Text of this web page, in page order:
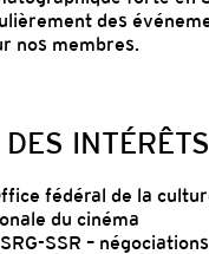
des
nos membres.
INTÉRÊTS
fédéral de la
du cinéma
SSR –